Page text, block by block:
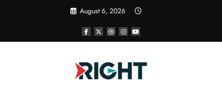
August 6, 2026